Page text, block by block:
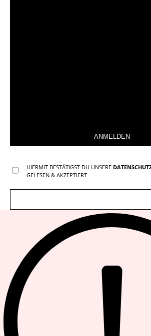
ANMELDEN
HIERMIT BESTÄTIGST DU UNSERE
GELESEN & AKZEPTIERT